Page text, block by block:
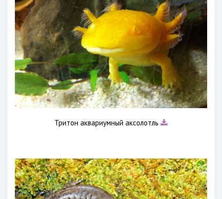
Тритон аквариумный аксолотль